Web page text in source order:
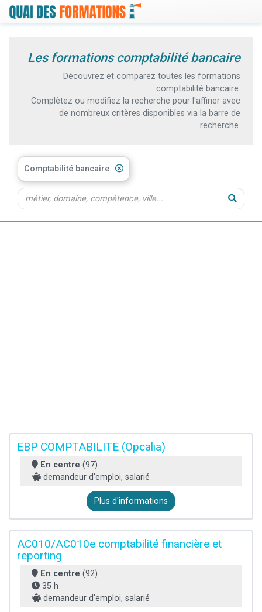
Les formations comptabilité bancaire
Découvrez et comparez toutes les formations
comptabilité bancaire.
Complètez ou modifiez la recherche pour l'affiner avec
de nombreux critères disponibles via la barre de
recherche.
Comptabilité bancaire
EBP COMPTABILITE (Opcalia)
En centre (97)
demandeur d’emploi, salarié
Plus d'informations
AC010/AC010e comptabilité financière et
reporting
En centre (92)
35 h
demandeur d’emploi, salarié